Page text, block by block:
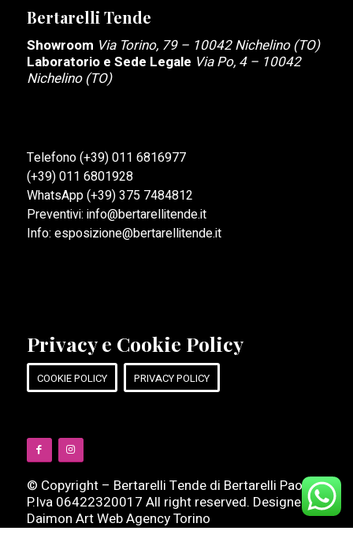
Bertarelli Tende
Showroom Via Torino, 79 – 10042 Nichelino (TO)
Laboratorio e Sede Legale Via Po, 4 – 10042
Nichelino (TO)
Telefono(+39) 011 6816977
(+39) 011 6801928
WhatsApp(+39) 375 7484812
Preventivi: info@bertarellitende.it
Info: esposizione@bertarellitende.it
Privacy e Cookie Policy
COOKIE POLICY PRIVACY POLICY
© Copyright – Bertarelli Tende di Bertarelli Paolo
P.Iva 06422320017 All right reserved. Designed by
Daimon ArtWeb Agency Torino